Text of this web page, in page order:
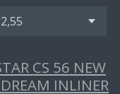
CS 56 NEW
INLINER